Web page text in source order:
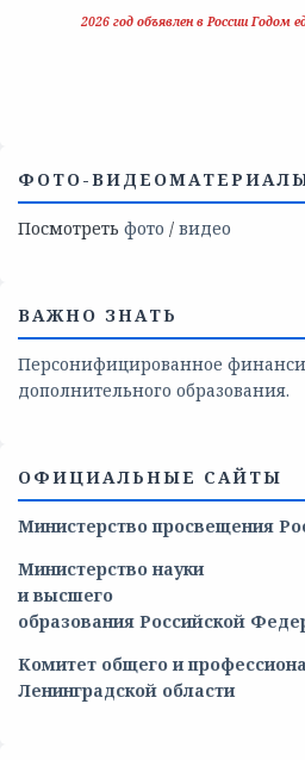
2026 год объявлен в России Годом
ФОТО-
Посмотреть фото / видео
ВАЖНО ЗНАТЬ
Персонифицированное
дополнительного образования.
ОФИЦИАЛЬНЫЕ САЙТЫ
Министерство просвещения
Министерство науки
и высшего
образования Российской
Комитет общего и
Ленинградской области